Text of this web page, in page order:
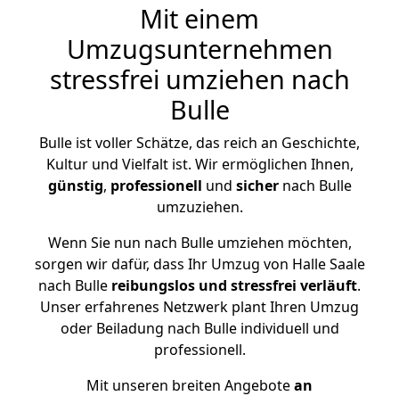
Mit einem
Umzugsunternehmen
stressfrei umziehen nach
Bulle
Bulle ist voller Schätze, das reich an Geschichte,
Kultur und Vielfalt ist. Wir ermöglichen Ihnen,
günstig, professionell und sichernach Bulle
umzuziehen.
Wenn Sie nun nach Bulle umziehen möchten,
sorgen wir dafür, dass Ihr Umzug von Halle Saale
nach Bulle reibungslos und stressfrei verläuft.
Unser erfahrenes Netzwerk plant Ihren Umzug
oder Beiladung nach Bulle individuell und
professionell.
Mit unseren breiten Angebotean